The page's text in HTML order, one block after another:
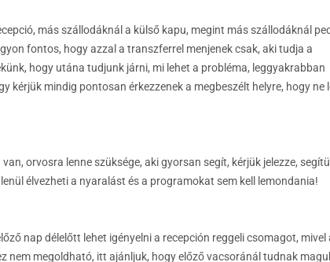
más szállodáknál a külső kapu, megint más szállodáknál
fontos, hogy azzal a transzferrel menjenek csak, aki tudja a
hogy utána tudjunk járni, mi lehet a probléma, leggyakrabban
mindig pontosan érkezzenek a megbeszélt helyre, hogy ne
orvosra lenne szüksége, aki gyorsan segít, kérjük jelezze,
élvezheti a nyaralást és a programokat sem kell lemondania!
nap délelőtt lehet igényelni a recepción reggeli csomagot, mivel
nem megoldható, itt ajánljuk, hogy előző vacsoránál tudnak